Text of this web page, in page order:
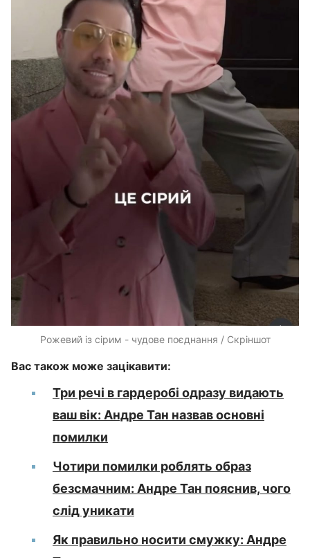
Рожевий із сірим - чудове поєднання / Скріншот
Вас також може зацікавити:
Три речі в гардеробі одразу видають
ваш вік: Андре Тан назвав основні
помилки
Чотири помилки роблять образ
безсмачним: Андре Тан пояснив, чого
слід уникати
Як правильно носити смужку: Андре